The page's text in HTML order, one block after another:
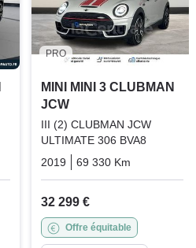
Essence
PRO
MINI MINI 3 CLUBMAN
JCW
III (2) CLUBMAN JCW
ULTIMATE 306 BVA8
2019
69 330 Km
32 299 €
Offre équitable